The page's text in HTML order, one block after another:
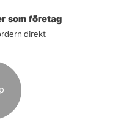
som företag
direkt